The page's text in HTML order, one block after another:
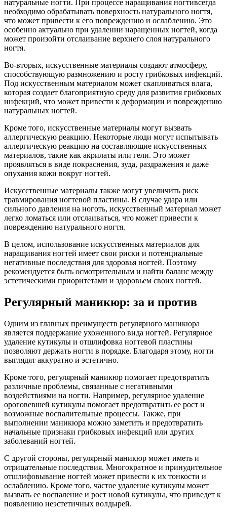
натуральные ногти. При процессе наращивания ногтивсегда
необходимо обрабатывать поверхность натурального ногтя,
что может привести к его повреждению и ослаблению. Это
особенно актуально при удалении наращенных ногтей, когда
может произойти отслаивание верхнего слоя натурального
ногтя.
Во-вторых, искусственные материалы создают атмосферу,
способствующую размножению и росту грибковых инфекций.
Под искусственным материалом может скапливаться влага,
которая создает благоприятную среду для развития грибковых
инфекций, что может привести к деформации и повреждению
натуральных ногтей.
Кроме того, искусственные материалы могут вызвать
аллергическую реакцию. Некоторые люди могут испытывать
аллергическую реакцию на составляющие искусственных
материалов, такие как акрилаты или гели. Это может
проявляться в виде покраснения, зуда, раздражения и даже
опухания кожи вокруг ногтей.
Искусственные материалы также могут увеличить риск
травмирования ногтевой пластины. В случае удара или
сильного давления на ноготь, искусственный материал может
легко ломаться или отслаиваться, что может привести к
повреждению натурального ногтя.
В целом, использование искусственных материалов для
наращивания ногтей имеет свои риски и потенциальные
негативные последствия для здоровья ногтей. Поэтому
рекомендуется быть осмотрительным и найти баланс между
эстетическими приоритетами и здоровьем своих ногтей.
Регулярный маникюр: за и против
Одним из главных преимуществ регулярного маникюра
является поддержание ухоженного вида ногтей. Регулярное
удаление кутикулы и отшлифовка ногтевой пластины
позволяют держать ногти в порядке. Благодаря этому, ногти
выглядят аккуратно и эстетично.
Кроме того, регулярный маникюр помогает предотвратить
различные проблемы, связанные с негативными
воздействиями на ногти. Например, регулярное удаление
ороговевшей кутикулы помогает предотвратить ее рост и
возможные воспалительные процессы. Также, при
выполнении маникюра можно заметить и предотвратить
начальные признаки грибковых инфекций или других
заболеваний ногтей.
С другой стороны, регулярный маникюр может иметь и
отрицательные последствия. Многократное и принудительное
отшлифовывание ногтей может привести к их тонкости и
ослаблению. Кроме того, частое удаление кутикулы может
вызвать ее воспаление и рост новой кутикулы, что приведет к
появлению неэстетичных волдырей.